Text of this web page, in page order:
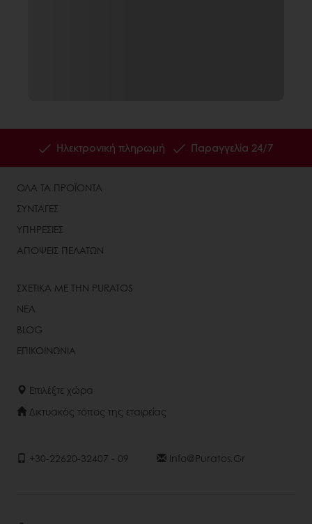
Ηλεκτρονική πληρωμή Παραγγελία 24/7
ΟΛΑ ΤΑ ΠΡΟΪΟΝΤΑ
ΣΥΝΤΑΓΕΣ
ΥΠΗΡΕΣΙΕΣ
ΑΠΟΨΕΙΣ ΠΕΛΑΤΩΝ
ΣΧΕΤΙΚΑ ΜΕ ΤΗΝ PURATOS
ΝΕΑ
BLOG
ΕΠΙΚΟΙΝΩΝΙΑ
Επιλέξτε χώρα
Δικτυακός τόπος της εταιρείας
+30-22620-32407 - 09 Info@puratos.gr